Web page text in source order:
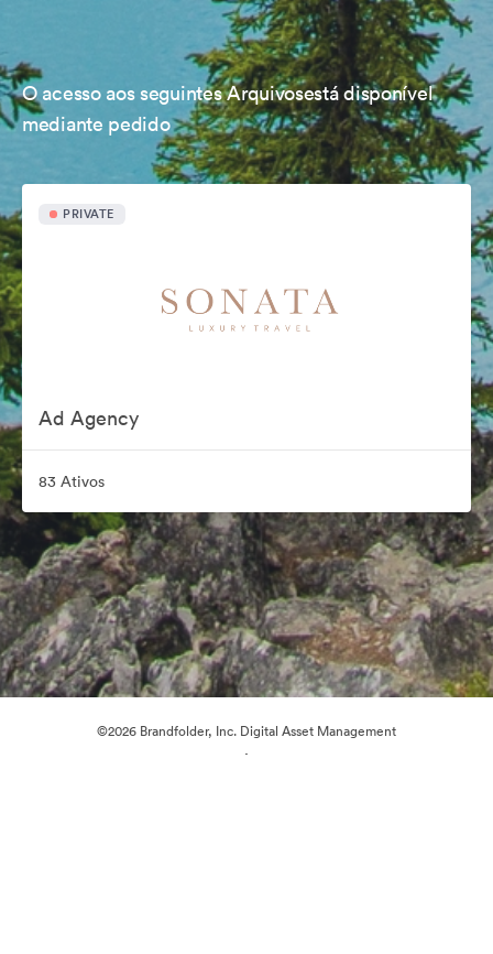
O acesso aos seguintes Arquivosestá disponível
mediante pedido
PRIVATE
Ad Agency
83 Ativos
©2026 Brandfolder, Inc. Digital Asset Management
·